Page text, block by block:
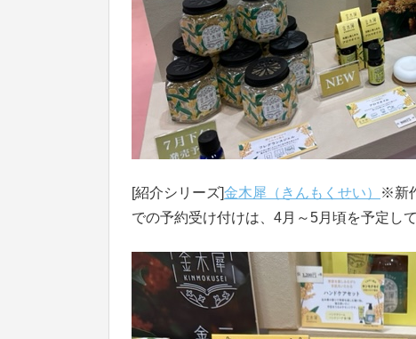
[紹介シリーズ]金木犀（きんもくせい）
※新
での予約受け付けは、4月～5月頃を予定して